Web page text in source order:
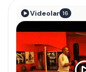
Videolar 16